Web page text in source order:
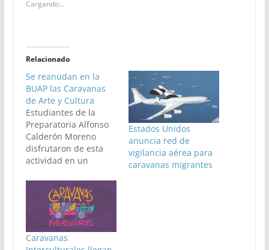
Cargando...
Relacionado
Se reanudan en la
BUAP las Caravanas
de Arte y Cultura
Estudiantes de la
Preparatoria Alfonso
Calderón Moreno
disfrutaron de esta
actividad en un
música
Estados Unidos
anuncia red de
vigilancia aérea para
caravanas migrantes
Caravanas